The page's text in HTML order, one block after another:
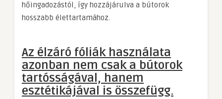
hőingadozástól, így hozzájárulva a bútorok
hosszabb élettartamához.
Az élzáró fóliák használata
azonban nem csak a bútorok
tartósságával, hanem
esztétikájával is összefügg.